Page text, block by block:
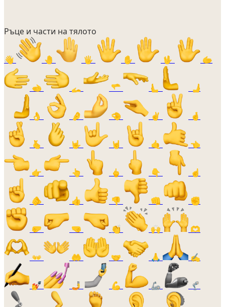
Ръце и части на тялото
👋 🤚 🖐️ ✋ 🖖 🫱
🫲 🫴 🫳 🫷 🫸
👌 🤌 🤏 ✌️ 🤞
🫰 🤟 🤘 🤙 👈
👉 👆 🖕 👇 ☝️
🫵 👍 👎 👊 ✊
🤛 🤜 👏 🙌 🫶
👐 🤲 🤝 🙏 ✍️
💅 🤳 💪 🦾 🦿